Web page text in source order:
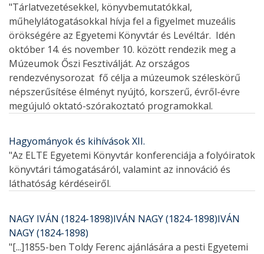
"Tárlatvezetésekkel, könyvbemutatókkal,
műhelylátogatásokkal hívja fel a figyelmet muzeális
örökségére az Egyetemi Könyvtár és Levéltár. Idén
október 14. és november 10. között rendezik meg a
Múzeumok Őszi Fesztiválját. Az országos
rendezvénysorozat fő célja a múzeumok széleskörű
népszerűsítése élményt nyújtó, korszerű, évről-évre
megújuló oktató-szórakoztató programokkal.
Hagyományok és kihívások XII.
"Az ELTE Egyetemi Könyvtár konferenciája a folyóiratok
könyvtári támogatásáról, valamint az innováció és
láthatóság kérdéseiről.
NAGY IVÁN (1824-1898)IVÁN NAGY (1824-1898)IVÁN
NAGY (1824-1898)
"[...]1855-ben Toldy Ferenc ajánlására a pesti Egyetemi